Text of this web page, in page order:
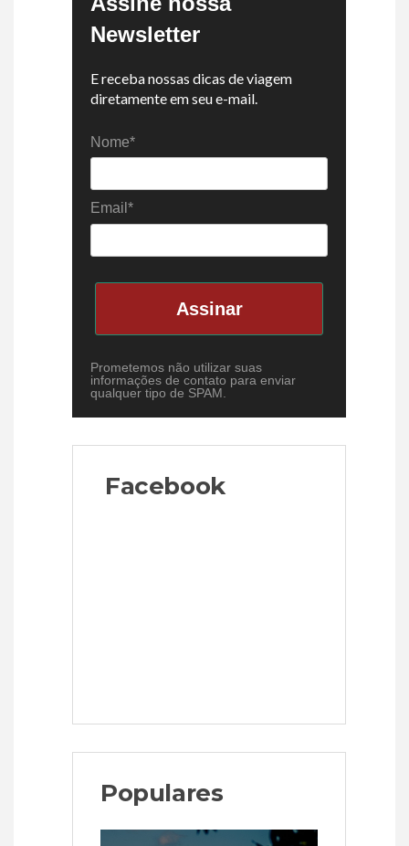
Newsletter
E receba nossas dicas de viagem
diretamente em seu e-mail.
Nome*
Email*
Assinar
Prometemos não utilizar suas
informações de contato para enviar
qualquer tipo de SPAM.
Facebook
Populares